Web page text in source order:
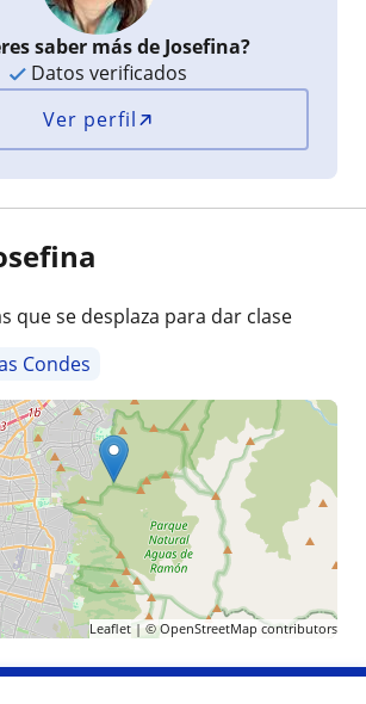
saber más de Josefina?
Datos verificados
Ver perfil
que se desplaza para dar clase
Condes
Leaflet| ©OpenStreetMap contributors